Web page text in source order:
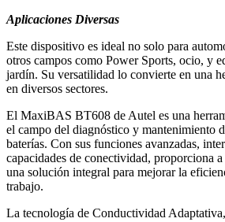
Aplicaciones Diversas
Este dispositivo es ideal no solo para
otros campos como Power Sports, ocio, y
jardín. Su versatilidad lo convierte en una
en diversos sectores.
El MaxiBAS BT608 de Autel es una
el campo del diagnóstico y mantenimiento
baterías. Con sus funciones avanzadas,
capacidades de conectividad, proporciona
una solución integral para mejorar la
trabajo.
La tecnología de Conductividad